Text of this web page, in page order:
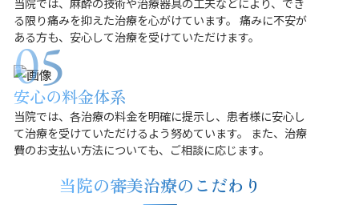
る限り痛みを抑えた治療を心がけています。 痛みに不安が
ある方も、安心して治療を受けていただけます。
安心の料金体系
当院では、各治療の料金を明確に提示し、患者様に安心し
て治療を受けていただけるよう努めています。 また、治療
費のお支払い方法についても、ご相談に応じます。
当院の審美治療のこだわり